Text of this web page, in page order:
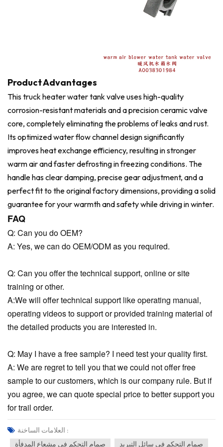
Product Advantages
This truck heater water tank valve uses high-quality
corrosion-resistant materials and a precision ceramic valve
core, completely eliminating the problems of leaks and rust.
Its optimized water flow channel design significantly
improves heat exchange efficiency, resulting in stronger
warm air and faster defrosting in freezing conditions. The
handle has clear damping, precise gear adjustment, and a
perfect fit to the original factory dimensions, providing a solid
guarantee for your warmth and safety while driving in winter.
FAQ
Q: Can you do OEM?
A: Yes, we can do OEM/ODM as you required.
Q: Can you offer the technical support, online or site
training or other.
A:We will offer technical support like operating manual,
operating videos to support or provided training material of
the detailed products you are interested in.
Q: May I have a free sample? I need test your quality first.
A: We are regret to tell you that we could not offer free
sample to our customers, which is our company rule. But if
you agree, we can quote special price to better support you
for trail order.
العلامات الساخنة :
صمام التحكم في مشعاع المدفأة
صمام التحكم في سائل التبريد